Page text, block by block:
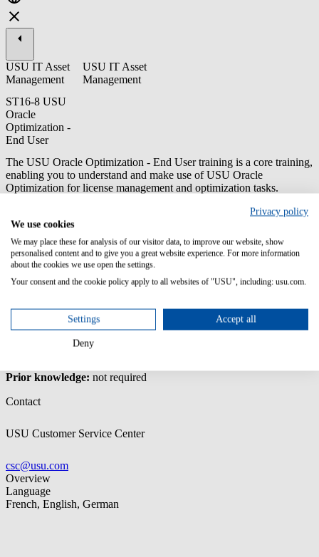
USU IT Asset
Management
ST16-8 USU
Oracle
Optimization -
End User
USU IT Asset
Management
The USU Oracle Optimization - End User training is a core training,
enabling you to understand and make use of USU Oracle
Optimization for license management and optimization tasks.
The basics of Oracle licensing
The connection of data gathering with USU Discovery and
optimization with USU Oracle Optimization
How to navigate through the application
The basics of Oracle audits
Optimization and USU Discovery
The basics of Oracle Unlimited License Agreements (ULA)
How to avoid ULA pitfalls
Prior knowledge: not required
Contact
USU Customer Service Center
csc@usu.com
Overview
Language
French, English, German
Privacy policy
We use cookies
We may place these for analysis of our visitor data, to improve our website, show
personalised content and to give you a great website experience. For more information
about the cookies we use open the settings.
Your consent and the cookie policy apply to all websites of "USU", including: usu.com.
Settings Accept all
Deny